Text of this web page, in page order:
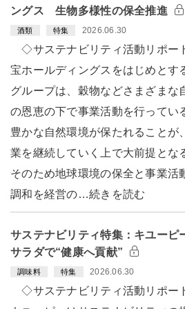
ングス 生物多様性の保全推進
酒類 特集 2026.06.30
◇サステナビリティ活動リポ
宝ホールディングスをはじめとす
グループは、穀物などさまざまな
の恩恵の下で事業活動を行ってい
豊かな自然環境が保たれることが
業を継続していく上で大前提とな
そのため地球環境の保全と事業活
調和を経営の…続きを読む
サステナビリティ特集：キユー
サラダで“健康へ貢献”
調味料 特集 2026.06.30
◇サステナビリティ活動リポ